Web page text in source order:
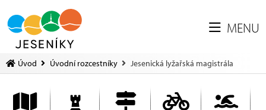
MENU
Úvod Úvodní rozcestníky Jesenická lyžařská magistrála